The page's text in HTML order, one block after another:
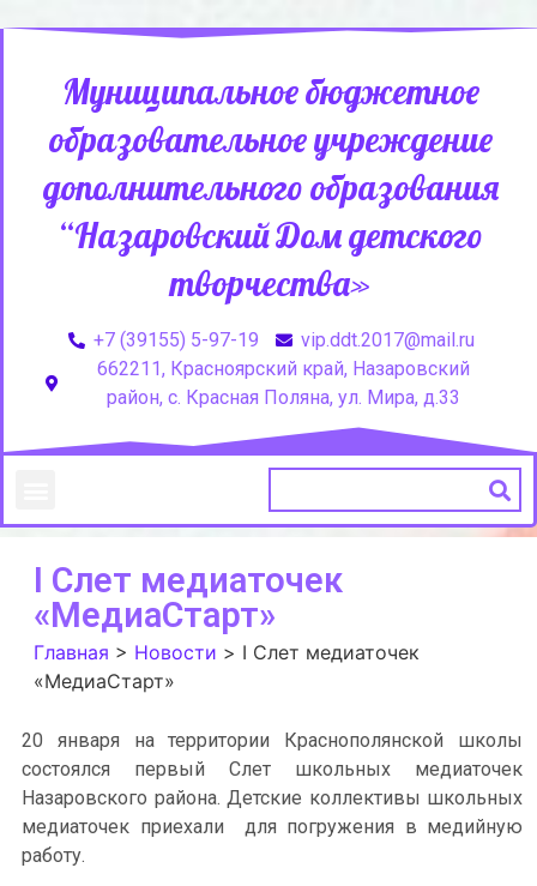
Муниципальное бюджетное
образовательное учреждение
дополнительного образования
“Назаровский Дом детского
творчества»
+7 (39155) 5-97-19
vip.ddt.2017@mail.ru
662211, Красноярский край, Назаровский
район, с. Красная Поляна, ул. Мира, д.33
I Слет медиаточек
«МедиаСтарт»
Главная > Новости > I Слет медиаточек
«МедиаСтарт»
20 января на территории Краснополянской школы
состоялся первый Слет школьных медиаточек
Назаровского района. Детские коллективы школьных
медиаточек приехали для погружения в медийную
работу.